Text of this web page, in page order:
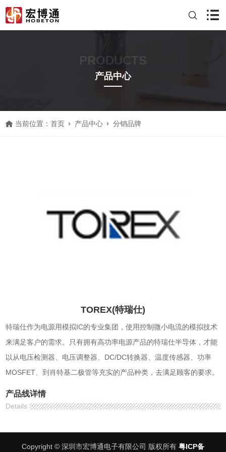
PRODUCTS
产品中心
当前位置：首页 产品中心 分销品牌
TOREX(特瑞仕)
特瑞仕作为电源用模拟IC的专业集团，使用控制微小电流的模拟技术
来满足客户的需求。只有拥有高功率电源产品的特瑞仕半导体，才能
以从电压检测器、电压调整器、DC/DC转换器、温度传感器、功率
MOSFET、到肖特基二极管等充实的产品种类，去满足顾客的要求。
产品线详情
Details
Copyright © 深圳市宏博通电子有限公司 版权所有 粤ICP备